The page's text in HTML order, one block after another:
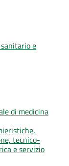
e
di medicina
tecnico-
e servizio